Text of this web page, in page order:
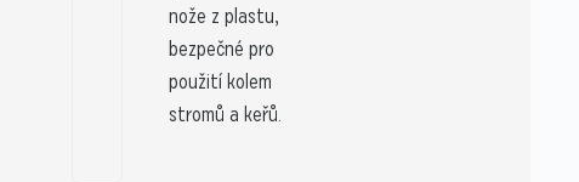
nože z plastu,
bezpečné pro
použití kolem
stromů a keřů.